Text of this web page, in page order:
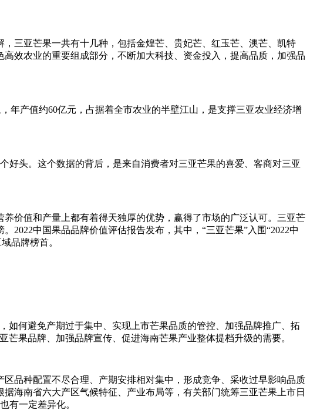
三亚芒果一共有十几种，包括金煌芒、贵妃芒、红玉芒、澳芒、凯特
效农业的重要组成部分，不断加大科技、资金投入，提高品质，加强品
年产值约60亿元，占据着全市农业的半壁江山，是支撑三亚农业经济增
好头。这个数据的背后，是来自消费者对三亚芒果的喜爱、客商对三亚
价值和产量上都有着得天独厚的优势，赢得了市场的广泛认可。三亚芒
2022中国果品品牌价值评估报告发布，其中，“三亚芒果”入围“2022中
品牌榜首。
如何避免产期过于集中、实现上市芒果品质的管控、加强品牌推广、拓
果品牌、加强品牌宣传、促进海南芒果产业整体提档升级的需要。
品种配置不尽合理、产期安排相对集中，形成竞争、采收过早影响品质
海南省六大产区气候特征、产业布局等，有关部门统筹三亚芒果上市日
有一定差异化。